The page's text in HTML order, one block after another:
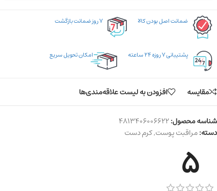
ضمانت اصل بودن کالا ۷ روز ضمانت بازگشت
پشتیبانی ۷ روزه ۲۴ ساعته امکان تحویل سریع
مقایسه افزودن به لیست علاقه‌مندی‌ها
شناسه محصول:4813406006622
دسته:مراقبت پوست,کرم دست
5